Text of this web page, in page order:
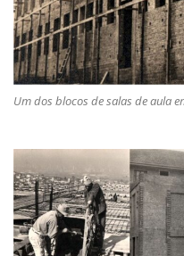
Um dos blocos de salas de aula